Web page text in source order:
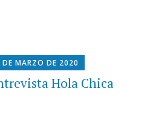
DE MARZO DE 2020
Hola Chica